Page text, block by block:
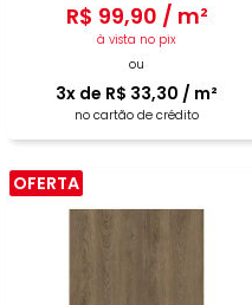
R$ 99,90 / m²
à vista no pix
ou
3x de R$ 33,30 / m²
no cartão de crédito
OFERTA